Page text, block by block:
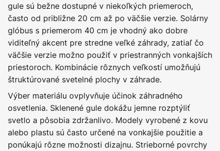
gule sú bežne dostupné v niekoľkých priemeroch,
často od približne 20 cm až po väčšie verzie. Solárny
glóbus s priemerom 40 cm je vhodný ako dobre
viditeľný akcent pre stredne veľké záhrady, zatiaľ čo
väčšie verzie možno použiť v priestranných vonkajších
priestoroch. Kombinácie rôznych veľkostí umožňujú
štruktúrované svetelné plochy v záhrade.
Výber materiálu ovplyvňuje účinok záhradného
osvetlenia. Sklenené gule dokážu jemne rozptýliť
svetlo a pôsobia zdržanlivo. Modely vyrobené z kovu
alebo plastu sú často určené na vonkajšie použitie a
ponúkajú rôzne možnosti dizajnu. Strieborné povrchy